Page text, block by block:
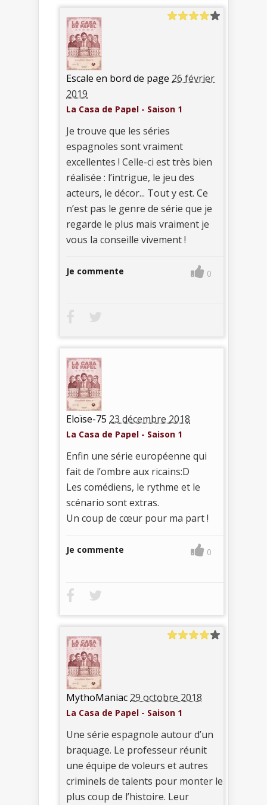
Escale en bord de page 26 février
2019
La Casa de Papel - Saison 1
Je trouve que les séries
espagnoles sont vraiment
excellentes ! Celle-ci est très bien
réalisée : l’intrigue, le jeu des
acteurs, le décor... Tout y est. Ce
n’est pas le genre de série que je
regarde le plus mais vraiment je
vous la conseille vivement !
Je commente 0
Eloïse-75 23 décembre 2018
La Casa de Papel - Saison 1
Enfin une série européenne qui
fait de l’ombre aux ricains:D
Les comédiens, le rythme et le
scénario sont extras.
Un coup de cœur pour ma part !
Je commente 0
MythoManiac 29 octobre 2018
La Casa de Papel - Saison 1
Une série espagnole autour d’un
braquage. Le professeur réunit
une équipe de voleurs et autres
criminels de talents pour monter le
plus coup de l’histoire. Leur